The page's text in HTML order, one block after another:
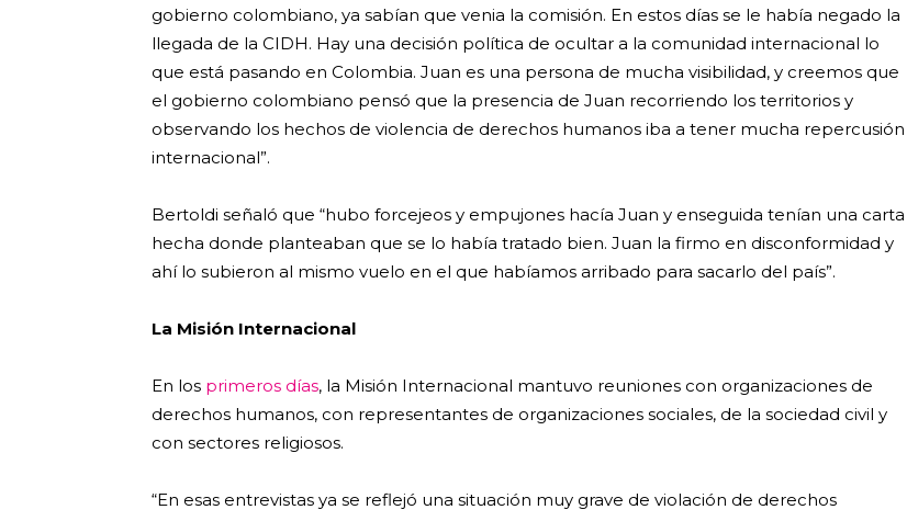
gobierno colombiano, ya sabían que venia la comisión. En estos días se le había negado la
llegada de la CIDH. Hay una decisión política de ocultar a la comunidad internacional lo
que está pasando en Colombia. Juan es una persona de mucha visibilidad, y creemos que
el gobierno colombiano pensó que la presencia de Juan recorriendo los territorios y
observando los hechos de violencia de derechos humanos iba a tener mucha repercusión
internacional”.
Bertoldi señaló que “hubo forcejeos y empujones hacía Juan y enseguida tenían una carta
hecha donde planteaban que se lo había tratado bien. Juan la firmo en disconformidad y
ahí lo subieron al mismo vuelo en el que habíamos arribado para sacarlo del país”.
La Misión Internacional
En los primeros días, la Misión Internacional mantuvo reuniones con organizaciones de
derechos humanos, con representantes de organizaciones sociales, de la sociedad civil y
con sectores religiosos.
“En esas entrevistas ya se reflejó una situación muy grave de violación de derechos